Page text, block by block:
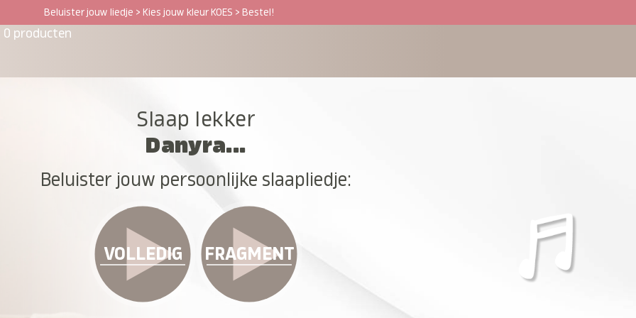
Beluister jouw liedje > Kies jouw kleur KOES > Bestel!
0 producten
Slaap lekker
Danyra...
Beluister jouw persoonlijke slaapliedje:
VOLLEDIG FRAGMENT